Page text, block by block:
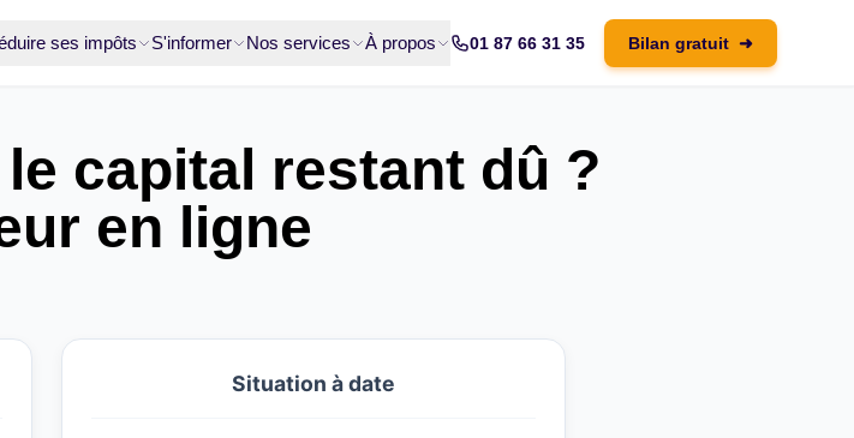
ses impôts S'informer Nos services À propos 01 87 66 31 35 Bilan gratuit ➜
capital restant dû ?
en ligne
Situation à date